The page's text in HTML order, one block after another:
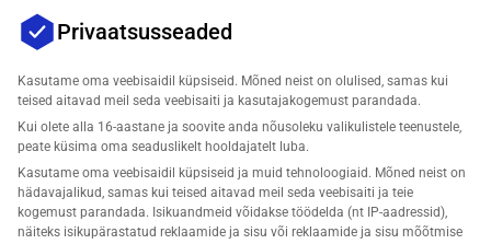
Ettevõte
Tugi
Privaatsusseaded
Kasutame oma veebisaidil küpsiseid. Mõned neist on olulised, samas kui
teised aitavad meil seda veebisaiti ja kasutajakogemust parandada.
Kui olete alla 16-aastane ja soovite anda nõusoleku valikulistele teenustele,
peate küsima oma seaduslikelt hooldajatelt luba.
Kasutame oma veebisaidil küpsiseid ja muid tehnoloogiaid. Mõned neist on
hädavajalikud, samas kui teised aitavad meil seda veebisaiti ja teie
kogemust parandada. Isikuandmeid võidakse töödelda (nt IP-aadressid),
näiteks isikupärastatud reklaamide ja sisu või reklaamide ja sisu mõõtmise